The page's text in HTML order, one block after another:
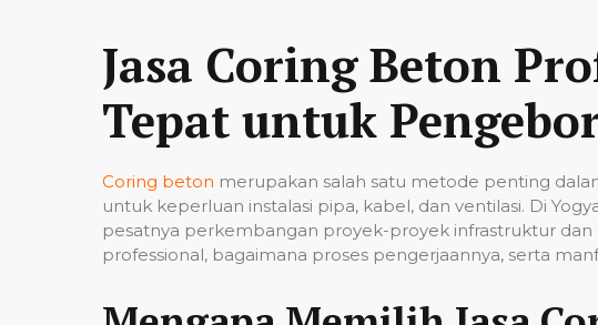
Jasa Coring Beton
Tepat untuk
Coring beton merupakan salah satu metode penting
untuk keperluan instalasi pipa, kabel, dan ventilasi. Di
pesatnya perkembangan proyek-proyek infrastruktur
professional, bagaimana proses pengerjaannya, serta